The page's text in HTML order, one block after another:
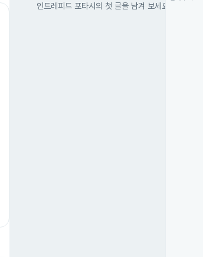
인트레피드 포타시의 첫 글을 남겨 보세요.